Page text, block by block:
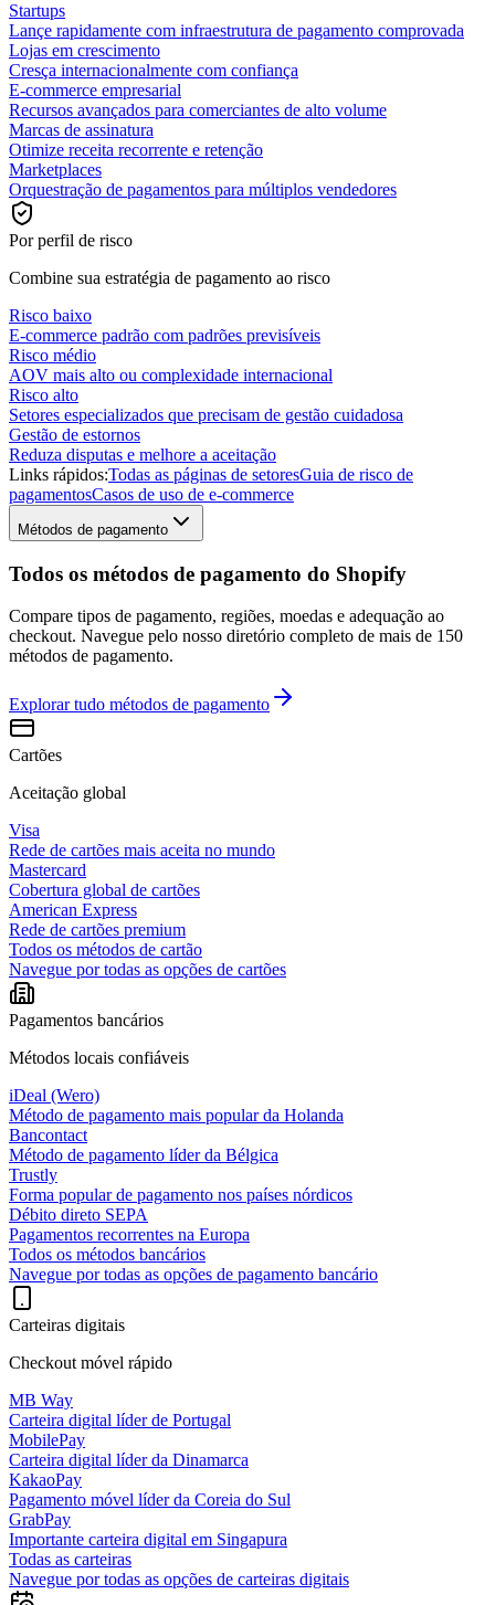
Startups
Lançe rapidamente com infraestrutura de pagamento comprovada
Lojas em crescimento
Cresça internacionalmente com confiança
E-commerce empresarial
Recursos avançados para comerciantes de alto volume
Marcas de assinatura
Otimize receita recorrente e retenção
Marketplaces
Orquestração de pagamentos para múltiplos vendedores
Por perfil de risco
Combine sua estratégia de pagamento ao risco
Risco baixo
E-commerce padrão com padrões previsíveis
Risco médio
AOV mais alto ou complexidade internacional
Risco alto
Setores especializados que precisam de gestão cuidadosa
Gestão de estornos
Reduza disputas e melhore a aceitação
Links rápidos:Todas as páginas de setoresGuia de risco de
pagamentosCasos de uso de e-commerce
Métodos de pagamento
Todos os métodos de pagamento do Shopify
Compare tipos de pagamento, regiões, moedas e adequação ao
checkout. Navegue pelo nosso diretório completo de mais de 150
métodos de pagamento.
Explorar tudo métodos de pagamento
Cartões
Aceitação global
Visa
Rede de cartões mais aceita no mundo
Mastercard
Cobertura global de cartões
American Express
Rede de cartões premium
Todos os métodos de cartão
Navegue por todas as opções de cartões
Pagamentos bancários
Métodos locais confiáveis
iDeal (Wero)
Método de pagamento mais popular da Holanda
Bancontact
Método de pagamento líder da Bélgica
Trustly
Forma popular de pagamento nos países nórdicos
Débito direto SEPA
Pagamentos recorrentes na Europa
Todos os métodos bancários
Navegue por todas as opções de pagamento bancário
Carteiras digitais
Checkout móvel rápido
MB Way
Carteira digital líder de Portugal
MobilePay
Carteira digital líder da Dinamarca
KakaoPay
Pagamento móvel líder da Coreia do Sul
GrabPay
Importante carteira digital em Singapura
Todas as carteiras
Navegue por todas as opções de carteiras digitais